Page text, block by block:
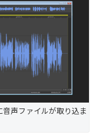
声ファイルが取り込ま